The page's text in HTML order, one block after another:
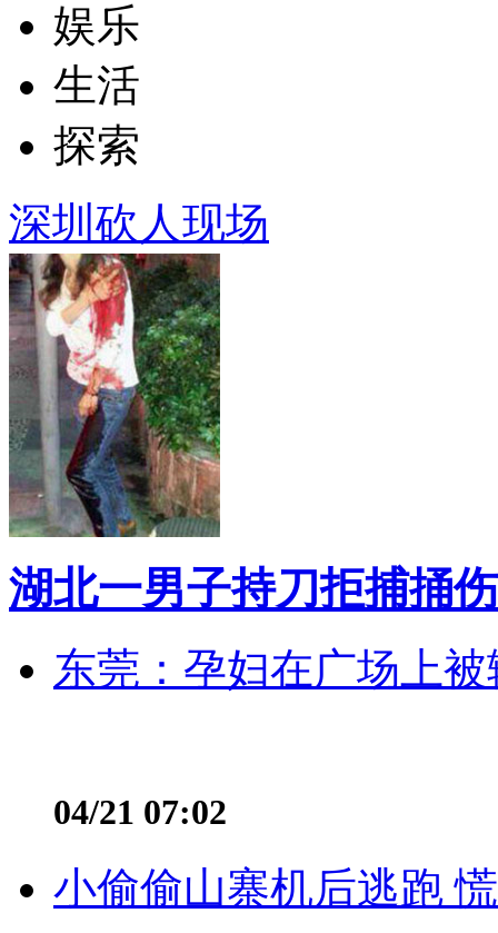
娱乐
生活
探索
深圳砍人现场
湖北一男子持刀拒捕捅
东莞：孕妇在广场上
04/21 07:02
小偷偷山寨机后逃跑